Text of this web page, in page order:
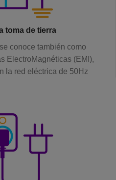
toma de tierra
conoce también como
ElectroMagnéticas (EMI),
la red eléctrica de 50Hz